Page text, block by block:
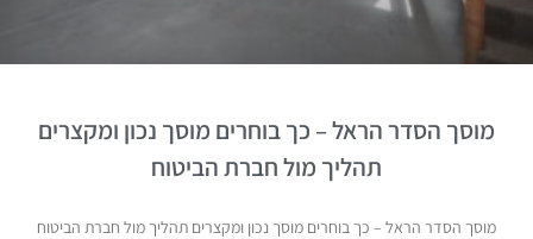
מוסך הסדר הראל – כך בוחרים מוסך נכון ומקצרים
תהליך מול חברת הביטוח
מוסך הסדר הראל – כך בוחרים מוסך נכון ומקצרים תהליך מול חברת הביטוח